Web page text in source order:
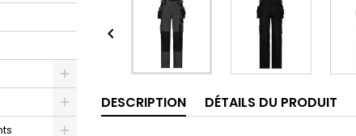

DESCRIPTION DÉTAILS DU PRODUIT